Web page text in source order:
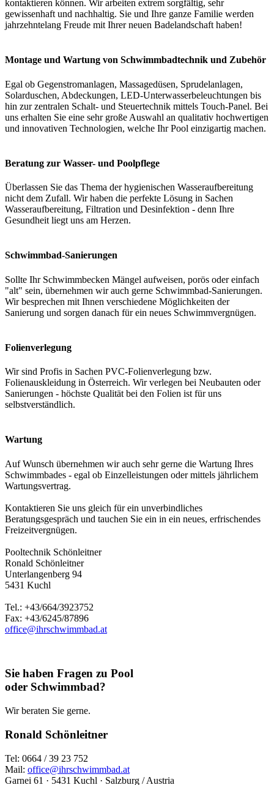
kontaktieren können. Wir arbeiten extrem sorgfältig, sehr
gewissenhaft und nachhaltig. Sie und Ihre ganze Familie werden
jahrzehntelang Freude mit Ihrer neuen Badelandschaft haben!
Montage und Wartung von Schwimmbadtechnik und Zubehör
Egal ob Gegenstromanlagen, Massagedüsen, Sprudelanlagen,
Solarduschen, Abdeckungen, LED-Unterwasserbeleuchtungen bis
hin zur zentralen Schalt- und Steuertechnik mittels Touch-Panel. Bei
uns erhalten Sie eine sehr große Auswahl an qualitativ hochwertigen
und innovativen Technologien, welche Ihr Pool einzigartig machen.
Beratung zur Wasser- und Poolpflege
Überlassen Sie das Thema der hygienischen Wasseraufbereitung
nicht dem Zufall. Wir haben die perfekte Lösung in Sachen
Wasseraufbereitung, Filtration und Desinfektion - denn Ihre
Gesundheit liegt uns am Herzen.
Schwimmbad-Sanierungen
Sollte Ihr Schwimmbecken Mängel aufweisen, porös oder einfach
"alt" sein, übernehmen wir auch gerne Schwimmbad-Sanierungen.
Wir besprechen mit Ihnen verschiedene Möglichkeiten der
Sanierung und sorgen danach für ein neues Schwimmvergnügen.
Folienverlegung
Wir sind Profis in Sachen PVC-Folienverlegung bzw.
Folienauskleidung in Österreich. Wir verlegen bei Neubauten oder
Sanierungen - höchste Qualität bei den Folien ist für uns
selbstverständlich.
Wartung
Auf Wunsch übernehmen wir auch sehr gerne die Wartung Ihres
Schwimmbades - egal ob Einzelleistungen oder mittels jährlichem
Wartungsvertrag.
Kontaktieren Sie uns gleich für ein unverbindliches
Beratungsgespräch und tauchen Sie ein in ein neues, erfrischendes
Freizeitvergnügen.
Pooltechnik Schönleitner
Ronald Schönleitner
Unterlangenberg 94
5431 Kuchl
Tel.: +43/664/3923752
Fax: +43/6245/87896
office@ihrschwimmbad.at
Sie haben Fragen zu Pool
oder Schwimmbad?
Wir beraten Sie gerne.
Ronald Schönleitner
Tel: 0664 / 39 23 752
Mail: office@ihrschwimmbad.at
Garnei 61 · 5431 Kuchl · Salzburg / Austria